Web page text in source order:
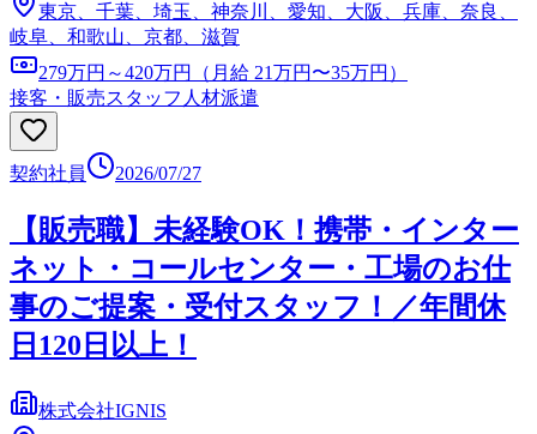
東京、千葉、埼玉、神奈川、愛知、大阪、兵庫、奈良、
岐阜、和歌山、京都、滋賀
279万円～420万円（月給 21万円〜35万円）
接客・販売スタッフ 人材派遣
契約社員 2026/07/27
【販売職】未経験OK！携帯・インター
ネット・コールセンター・工場のお仕
事のご提案・受付スタッフ！／年間休
日120日以上！
株式会社IGNIS